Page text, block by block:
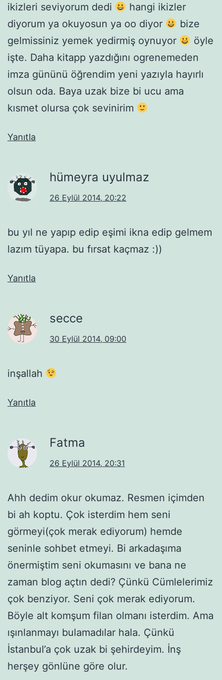
ikizleri seviyorum dedi
hangi ikizler
diyorum ya okuyosun ya oo diyor
bize
gelmissiniz yemek yedirmiş oynuyor
öyle
işte. Daha kitapp yazdığını ogrenemeden
imza gününü öğrendim yeni yazıyla hayırlı
olsun oda. Baya uzak bize bi ucu ama
kısmet olursa çok sevinirim
Yanıtla
hümeyra uyulmaz
26 Eylül 2014, 20:22
bu yıl ne yapıp edip eşimi ikna edip gelmem
lazım tüyapa. bu fırsat kaçmaz :))
Yanıtla
secce
30 Eylül 2014, 09:00
inşallah
Yanıtla
Fatma
26 Eylül 2014, 20:31
Ahh dedim okur okumaz. Resmen içimden
bi ah koptu. Çok isterdim hem seni
görmeyi(çok merak ediyorum) hemde
seninle sohbet etmeyi. Bi arkadaşıma
önermiştim seni okumasını ve bana ne
zaman blog açtın dedi? Çünkü Cümlelerimiz
çok benziyor. Seni çok merak ediyorum.
Böyle alt komşum filan olmanı isterdim. Ama
ışınlanmayı bulamadılar hala. Çünkü
İstanbul’a çok uzak bi şehirdeyim. İnş
herşey gönlüne göre olur.